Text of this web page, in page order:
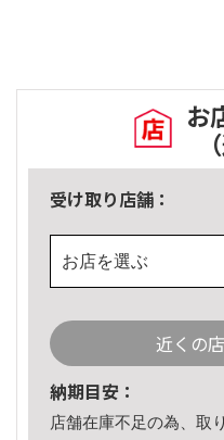
お
受け取り店舗：
お店を選ぶ
近くの
納期目安：
店舗在庫不足の為、取